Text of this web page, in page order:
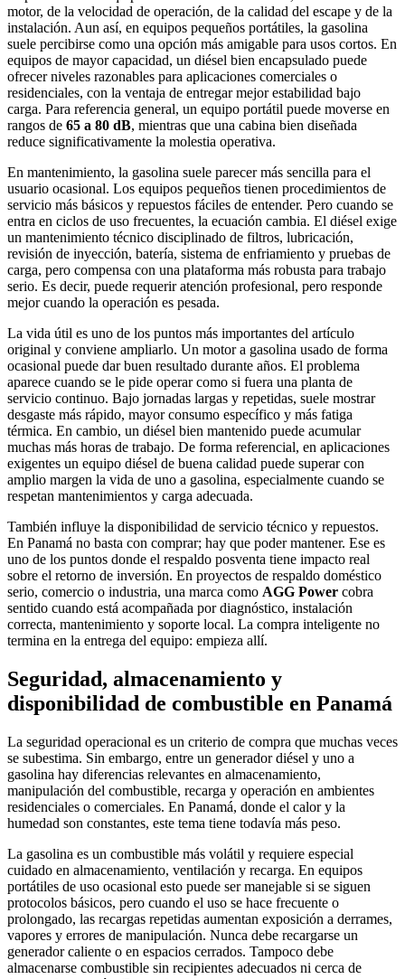
motor, de la velocidad de operación, de la calidad del escape y de la
instalación. Aun así, en equipos pequeños portátiles, la gasolina
suele percibirse como una opción más amigable para usos cortos. En
equipos de mayor capacidad, un diésel bien encapsulado puede
ofrecer niveles razonables para aplicaciones comerciales o
residenciales, con la ventaja de entregar mejor estabilidad bajo
carga. Para referencia general, un equipo portátil puede moverse en
rangos de 65 a 80 dB, mientras que una cabina bien diseñada
reduce significativamente la molestia operativa.
En mantenimiento, la gasolina suele parecer más sencilla para el
usuario ocasional. Los equipos pequeños tienen procedimientos de
servicio más básicos y repuestos fáciles de entender. Pero cuando se
entra en ciclos de uso frecuentes, la ecuación cambia. El diésel exige
un mantenimiento técnico disciplinado de filtros, lubricación,
revisión de inyección, batería, sistema de enfriamiento y pruebas de
carga, pero compensa con una plataforma más robusta para trabajo
serio. Es decir, puede requerir atención profesional, pero responde
mejor cuando la operación es pesada.
La vida útil es uno de los puntos más importantes del artículo
original y conviene ampliarlo. Un motor a gasolina usado de forma
ocasional puede dar buen resultado durante años. El problema
aparece cuando se le pide operar como si fuera una planta de
servicio continuo. Bajo jornadas largas y repetidas, suele mostrar
desgaste más rápido, mayor consumo específico y más fatiga
térmica. En cambio, un diésel bien mantenido puede acumular
muchas más horas de trabajo. De forma referencial, en aplicaciones
exigentes un equipo diésel de buena calidad puede superar con
amplio margen la vida de uno a gasolina, especialmente cuando se
respetan mantenimientos y carga adecuada.
También influye la disponibilidad de servicio técnico y repuestos.
En Panamá no basta con comprar; hay que poder mantener. Ese es
uno de los puntos donde el respaldo posventa tiene impacto real
sobre el retorno de inversión. En proyectos de respaldo doméstico
serio, comercio o industria, una marca como AGG Power cobra
sentido cuando está acompañada por diagnóstico, instalación
correcta, mantenimiento y soporte local. La compra inteligente no
termina en la entrega del equipo: empieza allí.
Seguridad, almacenamiento y
disponibilidad de combustible en Panamá
La seguridad operacional es un criterio de compra que muchas veces
se subestima. Sin embargo, entre un generador diésel y uno a
gasolina hay diferencias relevantes en almacenamiento,
manipulación del combustible, recarga y operación en ambientes
residenciales o comerciales. En Panamá, donde el calor y la
humedad son constantes, este tema tiene todavía más peso.
La gasolina es un combustible más volátil y requiere especial
cuidado en almacenamiento, ventilación y recarga. En equipos
portátiles de uso ocasional esto puede ser manejable si se siguen
protocolos básicos, pero cuando el uso se hace frecuente o
prolongado, las recargas repetidas aumentan exposición a derrames,
vapores y errores de manipulación. Nunca debe recargarse un
generador caliente o en espacios cerrados. Tampoco debe
almacenarse combustible sin recipientes adecuados ni cerca de